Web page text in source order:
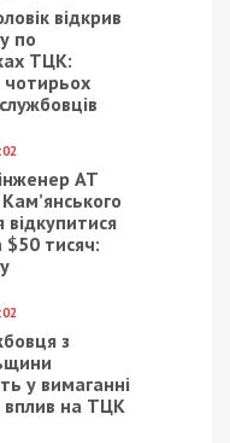
відкрив
по
ТЦК:
АТ
відкупитися
$50 тисяч:
з
у вимаганні
вплив на ТЦК